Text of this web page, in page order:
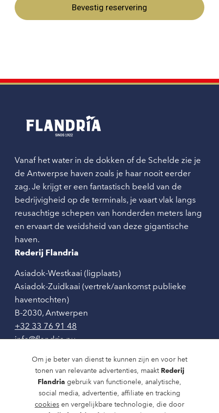
Om je beter van dienst te kunnen zijn en voor het
tonen van relevante advertenties, maakt Rederij
Flandria gebruik van functionele, analytische,
social media, advertentie, affiliate en tracking
cookies en vergelijkbare technologie, die door
Bevestig reservering
Vanaf het water in de dokken of de Schelde zie je
de Antwerpse haven zoals je haar nooit eerder
zag. Je krijgt er een fantastisch beeld van de
bedrijvigheid op de terminals, je vaart vlak langs
reusachtige schepen van honderden meters lang
en ervaart de weidsheid van deze gigantische
haven.
Rederij Flandria
Asiadok-Westkaai (ligplaats)
Asiadok-Zuidkaai (vertrek/aankomst publieke
haventochten)
B-2030, Antwerpen
+32 33 76 91 48
info@flandria.nu
Contact
Vaaragenda
Rondvaarten en dagtochten